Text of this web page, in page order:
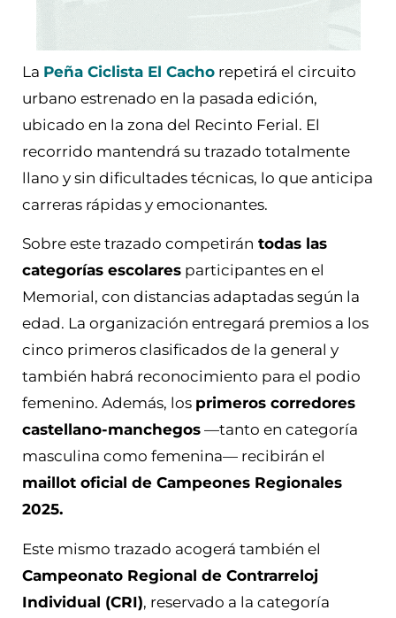
La Peña Ciclista El Cacho repetirá el circuito
urbano estrenado en la pasada edición,
ubicado en la zona del Recinto Ferial. El
recorrido mantendrá su trazado totalmente
llano y sin dificultades técnicas, lo que anticipa
carreras rápidas y emocionantes.
Sobre este trazado competirán todas las
categorías escolares participantes en el
Memorial, con distancias adaptadas según la
edad. La organización entregará premios a los
cinco primeros clasificados de la general y
también habrá reconocimiento para el podio
femenino. Además, los primeros corredores
castellano-manchegos —tanto en categoría
masculina como femenina— recibirán el
maillot oficial de Campeones Regionales
2025.
Este mismo trazado acogerá también el
Campeonato Regional de Contrarreloj
Individual (CRI), reservado a la categoría